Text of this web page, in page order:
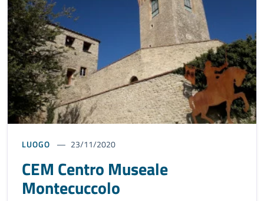
LUOGO 23/11/2020
CEM Centro Museale
Montecuccolo